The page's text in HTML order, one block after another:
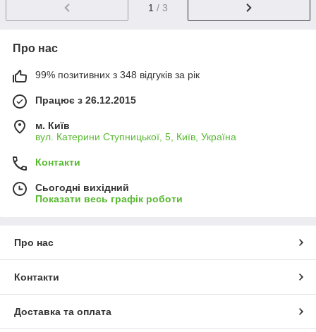
1 / 3
Про нас
99% позитивних з 348 відгуків за рік
Працює з 26.12.2015
м. Київ
вул. Катерини Ступницької, 5, Київ, Україна
Контакти
Сьогодні вихідний
Показати весь графік роботи
Про нас
Контакти
Доставка та оплата